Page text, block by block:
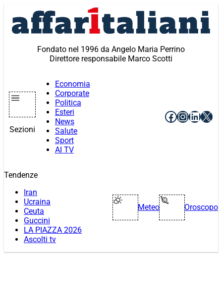
contenuto
Fondato nel 1996 da Angelo Maria Perrino
Direttore responsabile Marco Scotti
Sezioni
Economia
Corporate
Politica
Esteri
News
Salute
Sport
AI TV
Facebook
X
Tendenze
Iran
Ucraina
Ceuta
Guccini
LA PIAZZA 2026
Ascolti tv
Meteo Oroscopo